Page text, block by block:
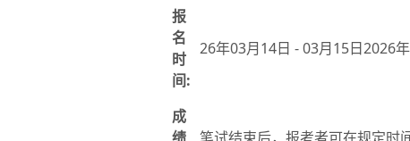
报
名
时
间:
26年03月14日 - 03月15日2026
成